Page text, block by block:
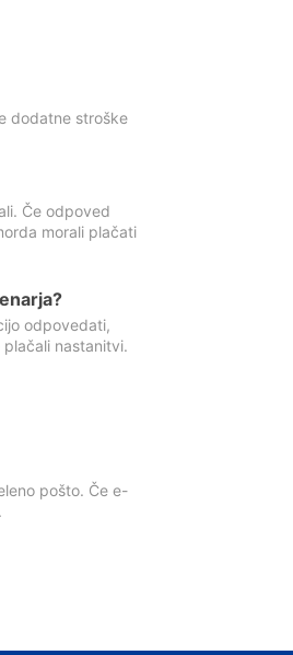
dodatne stroške
Če odpoved
morali plačati
odpovedati,
nastanitvi.
pošto. Če e-